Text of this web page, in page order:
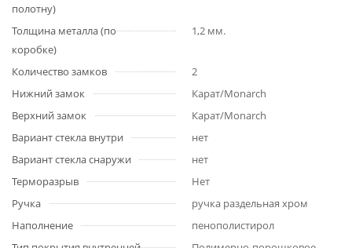
полотну)
Толщина металла (по
коробке)
1,2 мм.
Количество замков
2
Нижний замок
Карат/Monarch
Верхний замок
Карат/Monarch
Вариант стекла внутри
нет
Вариант стекла снаружи
нет
Терморазрыв
Нет
Ручка
ручка раздельная хром
Наполнение
пенополистирол